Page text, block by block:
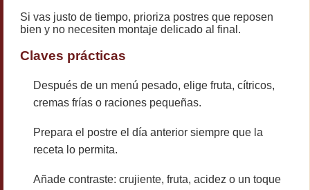
Si vas justo de tiempo, prioriza postres que reposen
bien y no necesiten montaje delicado al final.
Claves prácticas
Después de un menú pesado, elige fruta, cítricos,
cremas frías o raciones pequeñas.
Prepara el postre el día anterior siempre que la
receta lo permita.
Añade contraste: crujiente, fruta, acidez o un toque